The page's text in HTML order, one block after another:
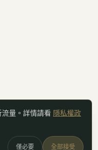
流量。詳情請看 隱私權政
僅必要 全部接受